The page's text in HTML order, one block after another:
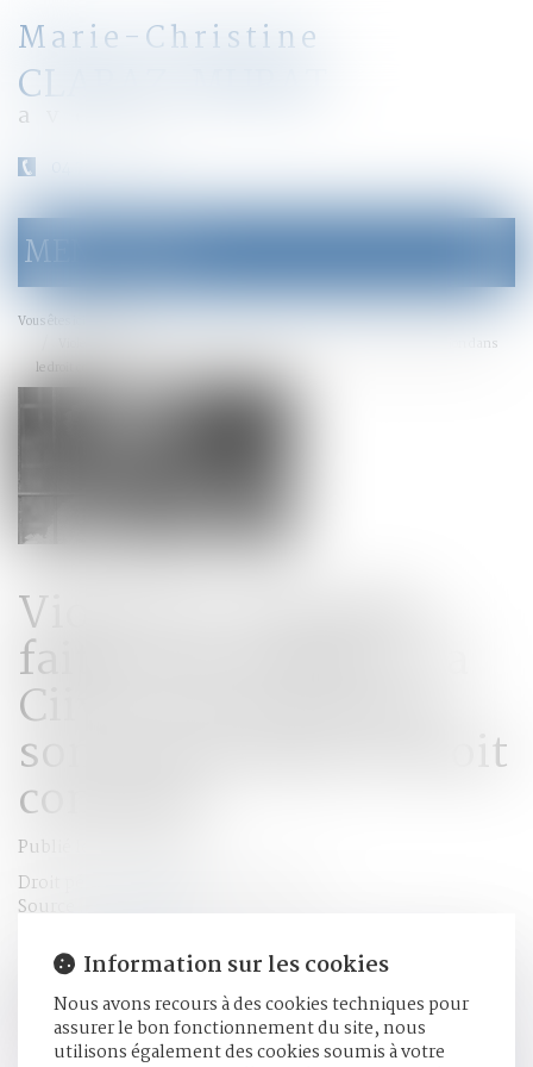
Marie-Christine
CLARAZ-MURAT
avocat
le
menu
MENU
Vous êtes ici :
Violences sexuelles faites aux enfants : la Ciivise veut inscrire son action dans
le droit commun
Violences sexuelles
faites aux enfants : la
Ciivise veut inscrire
son action dans le droit
commun
Publié le :
Droit pénal
Source :
La commission sur l’inceste et les violences sexuelles faites
aux enfants vient de rendre un nouveau rapport à la
ministre du Travail, de la Santé, des Solidarités et des
Familles...Lire la suite
Information sur les cookies
Nous avons recours à des cookies techniques pour
assurer le bon fonctionnement du site, nous
utilisons également des cookies soumis à votre